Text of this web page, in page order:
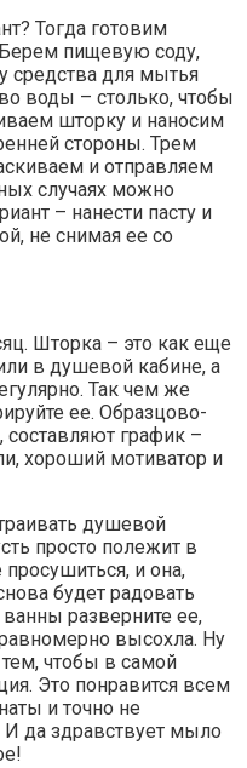
Тогда готовим
пищевую соду,
средства для мытья
воды – столько, чтобы
шторку и наносим
стороны. Трем
и отправляем
случаях можно
– нанести пасту и
не снимая ее со
Шторка – это как еще
в душевой кабине, а
Так чем же
ее. Образцово-
составляют график –
хороший мотиватор и
душевой
просто полежит в
просушиться, и она,
будет радовать
разверните ее,
высохла. Ну
чтобы в самой
Это понравится всем
и точно не
И да здравствует мыло